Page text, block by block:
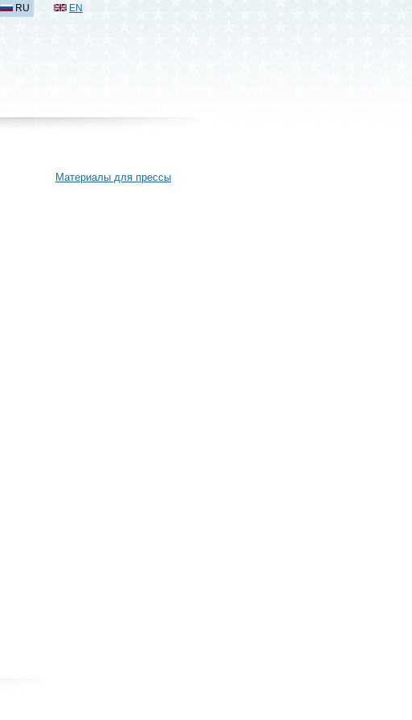
RU EN
Материалы для прессы